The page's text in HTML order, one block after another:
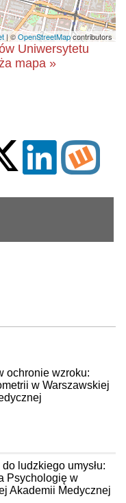
| ©OpenStreetMapcontributors
Uniwersytetu
mapa »
ochronie wzroku:
w Warszawskiej
ludzkiego umysłu:
Psychologię w
Akademii Medycznej